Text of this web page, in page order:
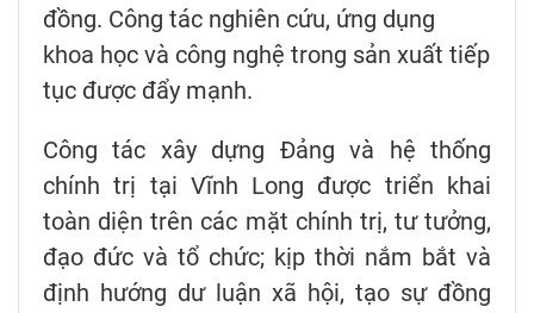
đồng. Công tác nghiên cứu, ứng dụng
khoa học và công nghệ trong sản xuất tiếp
tục được đẩy mạnh.
Công tác xây dựng Đảng và hệ thống
chính trị tại Vĩnh Long được triển khai
toàn diện trên các mặt chính trị, tư tưởng,
đạo đức và tổ chức; kịp thời nắm bắt và
định hướng dư luận xã hội, tạo sự đồng